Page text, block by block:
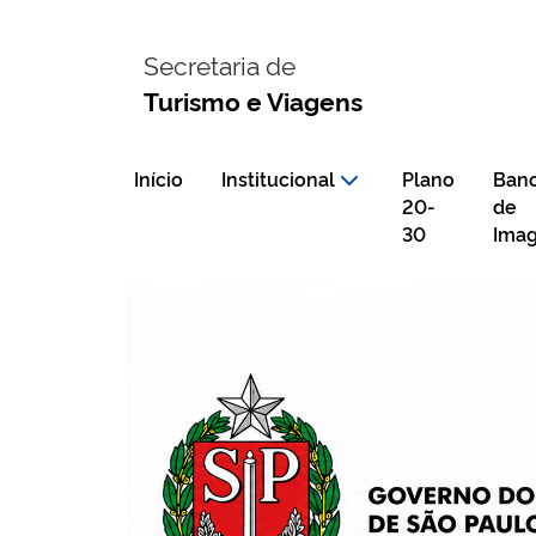
Secretaria de
Turismo e Viagens
Início Institucional
Plano
20-
30
de